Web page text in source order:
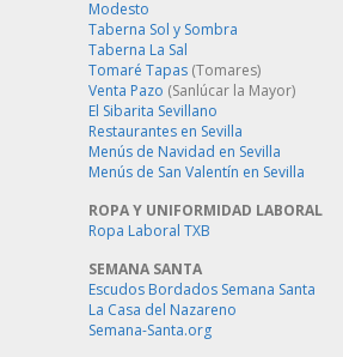
Modesto
Taberna Sol y Sombra
Taberna La Sal
Tomaré Tapas (Tomares)
Venta Pazo (Sanlúcar la Mayor)
El Sibarita Sevillano
Restaurantes en Sevilla
Menús de Navidad en Sevilla
Menús de San Valentín en Sevilla
ROPA Y UNIFORMIDAD LABORAL
Ropa Laboral TXB
SEMANA SANTA
Escudos Bordados Semana Santa
La Casa del Nazareno
Semana-Santa.org